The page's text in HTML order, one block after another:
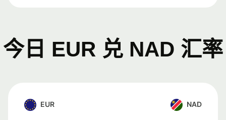
今日 EUR 兑 NAD 汇率
EUR NAD